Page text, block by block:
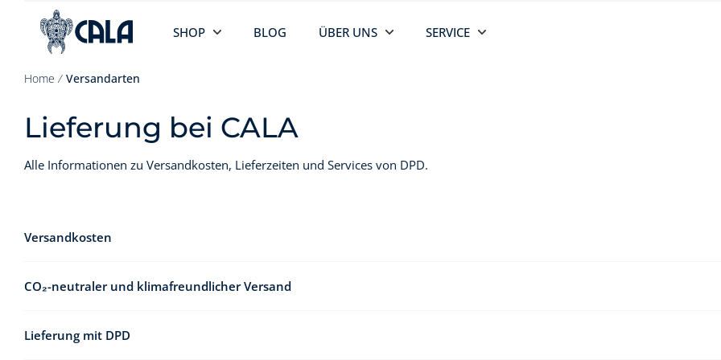
SHOP BLOG ÜBER UNS SERVICE
Home ⁄ Versandarten
Lieferung bei CALA
Alle Informationen zu Versandkosten, Lieferzeiten und Services von DPD.
Versandkosten
CO₂-neutraler und klimafreundlicher Versand
Wir versenden mit DPD. Seit 2012 versendet DPD
DPD außerdem
Lieferung mit DPD